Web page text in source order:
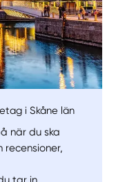
i Skåne län
när du ska